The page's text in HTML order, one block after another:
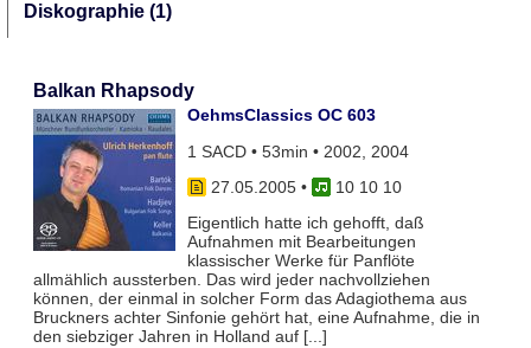
Diskographie (1)
Balkan Rhapsody
OehmsClassics OC 603
1 SACD • 53min • 2002, 2004
27.05.2005•
10 10 10
Eigentlich hatte ich gehofft, daß
Aufnahmen mit Bearbeitungen
klassischer Werke für Panflöte
allmählich aussterben. Das wird jeder nachvollziehen
können, der einmal in solcher Form das Adagiothema aus
Bruckners achter Sinfonie gehört hat, eine Aufnahme, die in
den siebziger Jahren in Holland auf [...]